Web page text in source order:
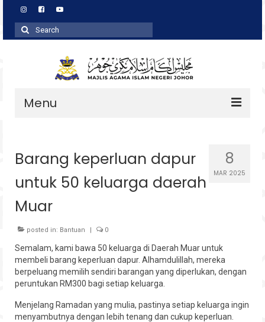
Search
for:
Menu
Zakat
Agihan
Wakaf
Baitulmal
Pembangunan Asnaf
Hubungi
8
MAR 2025
Barang keperluan dapur
untuk 50 keluarga daerah
Muar
posted in: Bantuan | 0
Semalam, kami bawa 50 keluarga di Daerah Muar untuk
membeli barang keperluan dapur. Alhamdulillah, mereka
berpeluang memilih sendiri barangan yang diperlukan, dengan
peruntukan RM300 bagi setiap keluarga.
Menjelang Ramadan yang mulia, pastinya setiap keluarga ingin
menyambutnya dengan lebih tenang dan cukup keperluan.